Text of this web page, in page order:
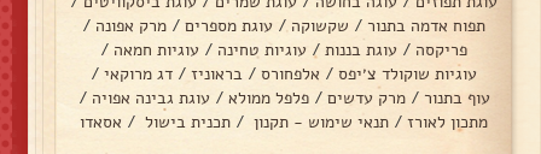
תפוח אדמה בתנור / שקשוקה / עוגת מספרים / מרק אפונה /
פריקסה / עוגת בננות / עוגיות טחינה / עוגיות חמאה /
עוגיות שוקולד צ׳יפס / אלפחורס / בראוניז / דג מרוקאי /
עוף בתנור / מרק עדשים / פלפל ממולא / עוגת גבינה אפויה /
מתכון לאורז / תנאי שימוש - תקנון / תכנית בישול / אסאדו